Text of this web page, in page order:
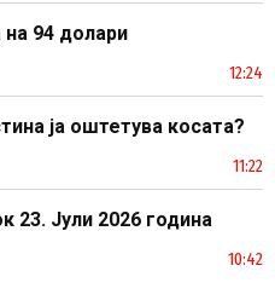
94 долари
12:24
ја оштетува косата?
11:22
23. Јули 2026 година
10:42